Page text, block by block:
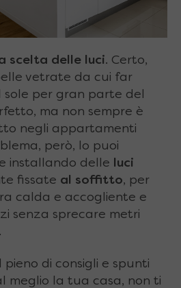
scelta delle luci. Certo,
vetrate da cui far
per gran parte del
ma non sempre è
negli appartamenti
però, lo puoi
installando delle
luci
fissate al soffitto, per
calda e accogliente e
senza sprecare metri
di consigli e spunti
meglio la tua casa, non ti